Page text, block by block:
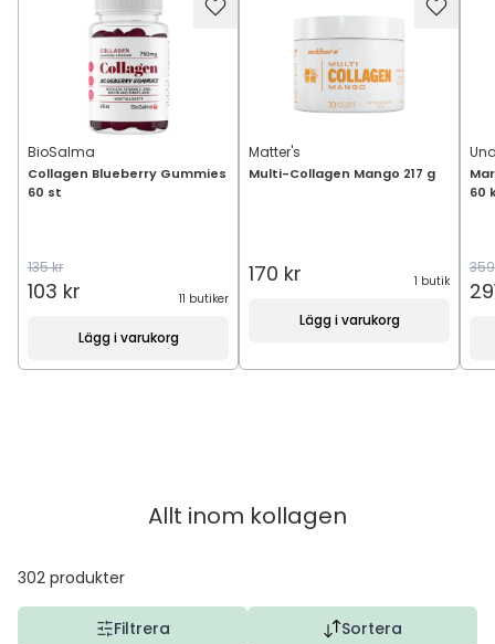
BioSalma
Collagen Blueberry Gummies
60 st
135 kr
103 kr 11 butiker
Lägg i varukorg
Matter's
Multi-Collagen Mango 217 g
170 kr 1 butik
Lägg i varukorg
60
Allt inom kollagen
302 produkter
Filtrera Sortera